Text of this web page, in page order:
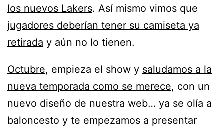
los nuevos Lakers. Así mismo vimos que
jugadores deberían tener su camiseta ya
retirada y aún no lo tienen.
Octubre, empieza el show y saludamos a la
nueva temporada como se merece, con un
nuevo diseño de nuestra web… ya se olía a
baloncesto y te empezamos a presentar